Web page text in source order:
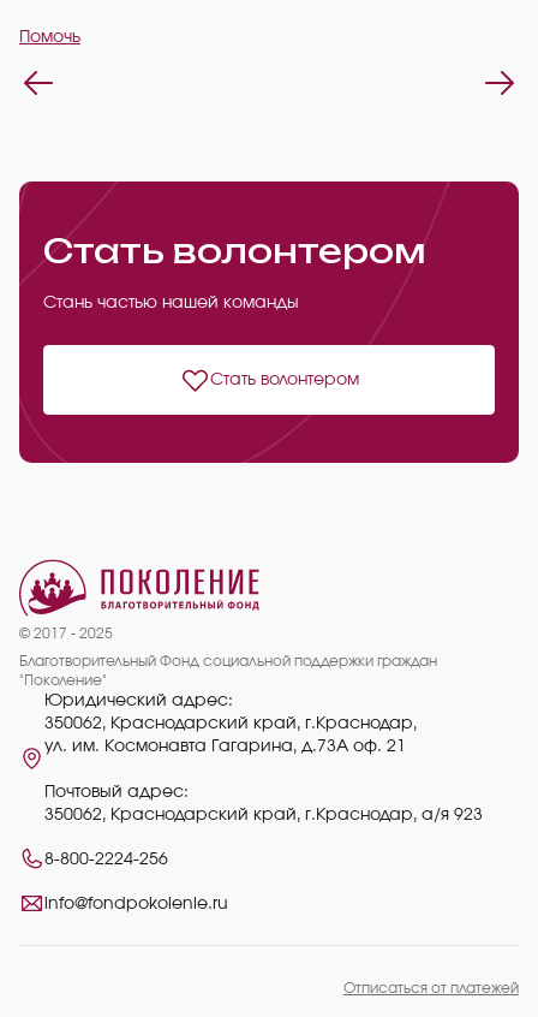
Помочь
Стать волонтером
Стань частью нашей команды
Стать волонтером
© 2017 - 2025
Благотворительный Фонд социальной поддержки граждан
"Поколение"
Юридический адрес:
350062, Краснодарский край, г.Краснодар,
ул. им. Космонавта Гагарина, д.73А оф. 21
Почтовый адрес:
350062, Краснодарский край, г.Краснодар, а/я 923
8-800-2224-256
info@fondpokolenie.ru
Отписаться от платежей